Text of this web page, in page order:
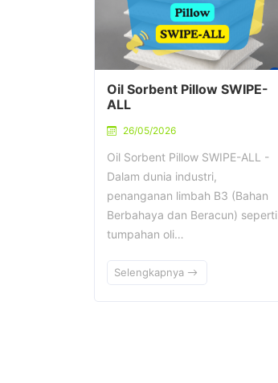
Oil Sorbent Pillow SWIPE-
ALL
26/05/2026
Oil Sorbent Pillow SWIPE-ALL -
Dalam dunia industri,
penanganan limbah B3 (Bahan
Berbahaya dan Beracun) seperti
tumpahan oli…
Selengkapnya